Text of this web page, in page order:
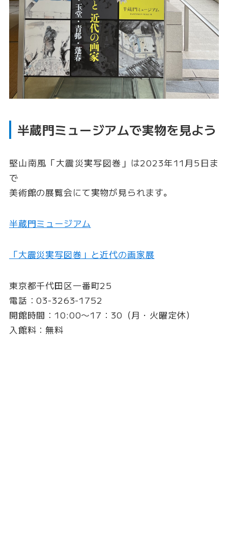
半蔵門ミュージアムで実物を見よう
堅山南風「大震災実写図巻」は2023年11月5日ま
で
美術館の展覧会にて実物が見られます。
半蔵門ミュージアム
「大震災実写図巻」と近代の画家展
東京都千代田区一番町25
電話：03-3263-1752
開館時間：10:00〜17：30（月・火曜定休）
入館料：無料